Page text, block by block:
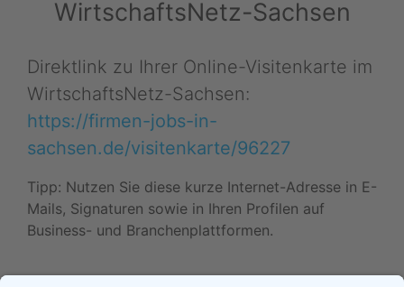
WirtschaftsNetz-Sachsen
Direktlink zu Ihrer Online-Visitenkarte im
WirtschaftsNetz-Sachsen:
https://firmen-jobs-in-
sachsen.de/visitenkarte/96227
Tipp: Nutzen Sie diese kurze Internet-Adresse in E-
Mails, Signaturen sowie in Ihren Profilen auf
Business- und Branchenplattformen.